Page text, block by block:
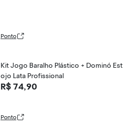
Ponto
Kit Jogo Baralho Plástico + Dominó Est
ojo Lata Profissional
R$ 74,90
Ponto